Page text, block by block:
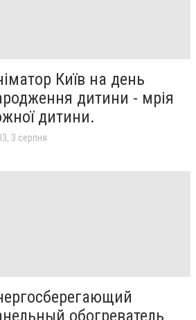
Київ на день
дитини - мрія
дитини.
3 серпня
обогреватель